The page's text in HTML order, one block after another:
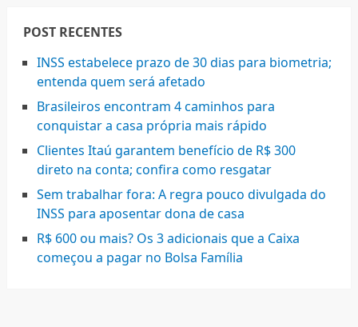
POST RECENTES
INSS estabelece prazo de 30 dias para biometria;
entenda quem será afetado
Brasileiros encontram 4 caminhos para
conquistar a casa própria mais rápido
Clientes Itaú garantem benefício de R$ 300
direto na conta; confira como resgatar
Sem trabalhar fora: A regra pouco divulgada do
INSS para aposentar dona de casa
R$ 600 ou mais? Os 3 adicionais que a Caixa
começou a pagar no Bolsa Família